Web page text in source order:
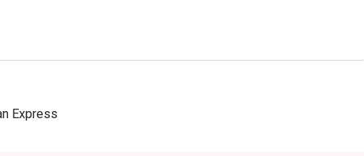
อื่น ๆ ได้แก่ ฟองเต้าหู้ทอดซอสเห็ดทรัฟเฟิล, เป็ดปักกิ่ง และ
เนื้อเด้งและซาลาเปาลาวาไข่เค็ม
จกับความคุ้มค่าของบุฟเฟต์ติ่มซำคุณภาพสูงในทำเลที่เดินทาง
Express